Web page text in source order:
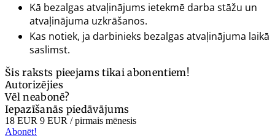
Kā bezalgas atvaļinājums ietekmē darba stāžu un
atvaļinājuma uzkrāšanos.
Kas notiek, ja darbinieks bezalgas atvaļinājuma laikā
saslimst.
Šis raksts pieejams tikai abonentiem!
Autorizējies
Vēl neabonē?
Iepazīšanās piedāvājums
18 EUR 9 EUR / pirmais mēnesis
Abonēt!